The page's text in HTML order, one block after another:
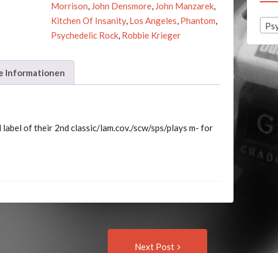
Morrison, John Densmore, John Manzarek,
Kitchen Of Insanity, Los Angeles, Phantom,
Psychedelic Rock, Robbie Krieger
Informationen
of their 2nd classic/lam.cov./scw/sps/plays m- for
Next Post